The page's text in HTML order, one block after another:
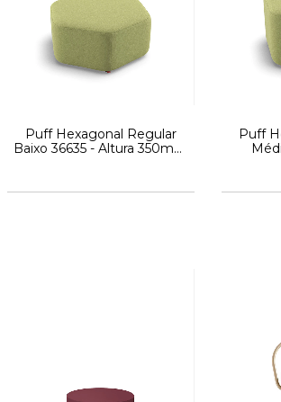
Puff Hexagonal Regular
Baixo 36635 - Altura 350mm
- Cavaletti
Puff